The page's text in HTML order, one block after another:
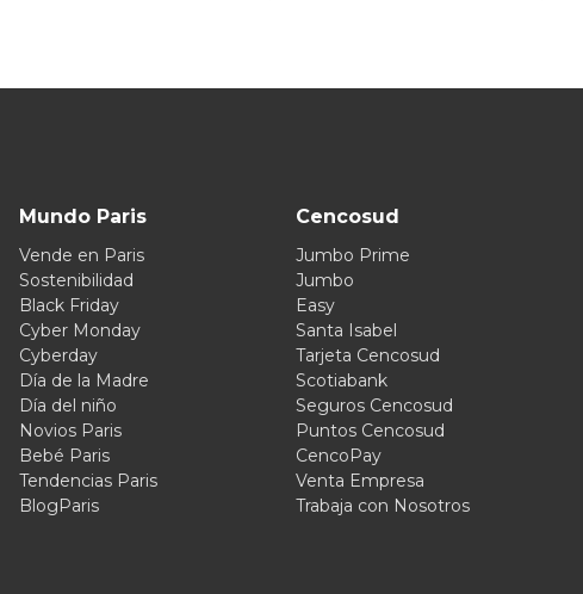
Mundo Paris
Vende en Paris
Sostenibilidad
Black Friday
Cyber Monday
Cyberday
Día de la Madre
Día del niño
Novios Paris
Bebé Paris
Tendencias Paris
BlogParis
Cencosud
Jumbo Prime
Jumbo
Easy
Santa Isabel
Tarjeta Cencosud
Scotiabank
Seguros Cencosud
Puntos Cencosud
CencoPay
Venta Empresa
Trabaja con Nosotros